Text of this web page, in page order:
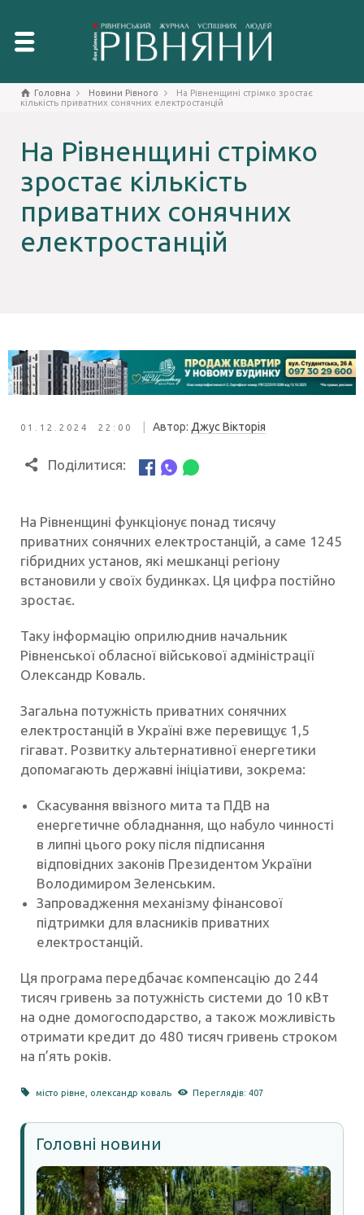
Головна Новини Рівного
На Рівненщині стрімко зростає
кількість приватних сонячних електростанцій
На Рівненщині стрімко
зростає кількість
приватних сонячних
електростанцій
01.12.2024 22:00 Автор: Джус Вікторія
Поділитися:
На Рівненщині функціонує понад тисячу
приватних сонячних електростанцій, а саме 1245
гібридних установ, які мешканці регіону
встановили у своїх будинках. Ця цифра постійно
зростає.
Таку інформацію оприлюднив начальник
Рівненської обласної військової адміністрації
Олександр Коваль.
Загальна потужність приватних сонячних
електростанцій в Україні вже перевищує 1,5
гігават. Розвитку альтернативної енергетики
допомагають державні ініціативи, зокрема:
Скасування ввізного мита та ПДВ на
енергетичне обладнання, що набуло чинності
в липні цього року після підписання
відповідних законів Президентом України
Володимиром Зеленським.
Запровадження механізму фінансової
підтримки для власників приватних
електростанцій.
Ця програма передбачає компенсацію до 244
тисяч гривень за потужність системи до 10 кВт
на одне домогосподарство, а також можливість
отримати кредит до 480 тисяч гривень строком
на п’ять років.
місто рівне олександр коваль Переглядів: 407
Головні новини